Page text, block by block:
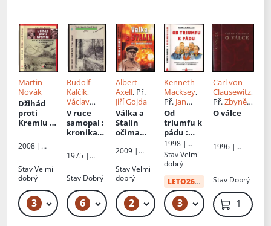
orů
Martin
Novák
Džihád
proti
Kremlu :
válka v
Afghánist
zrod Al-
Káidy
2008 |
StavVelmi
dobrý
3 339 Kč – 419 Kč
Rudolf
Kalčík,
Václav
Janeček
Rudolf
Ungr
V ruce
samopal:
kronika
ního
útvaru
1949
1975 |
vojsko
Stav Dobrý
6 189 Kč – 279 Kč
Albert
Axell, Př.
Jiří Gojda
Válka a
Stalin
očima
h
2009 |
vojsko
StavVelmi
dobrý
2 79 Kč – 89 Kč
Kenneth
Macksey,
Př. Jan
Kozák
Od
triumfu k
pádu:
osudové
chyby
německé
generalit
y od
Moltkeho
ke
Guderian
ovi
1998 |
Books
StavVelmi
dobrý
LETO26od: 34 Kč
3 49 Kč
Carl von
Clausewitz,
Př.Zbyněk
Sekal, Ed.
O válce
1996 |
Stav Dobrý
1 099